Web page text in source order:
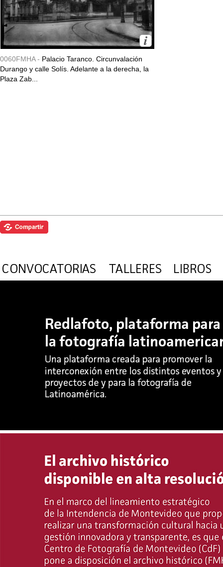
0060FMHA - Palacio Taranco. Circunvalación
Durango y calle Solís. Adelante a la derecha, la
Plaza Zab...